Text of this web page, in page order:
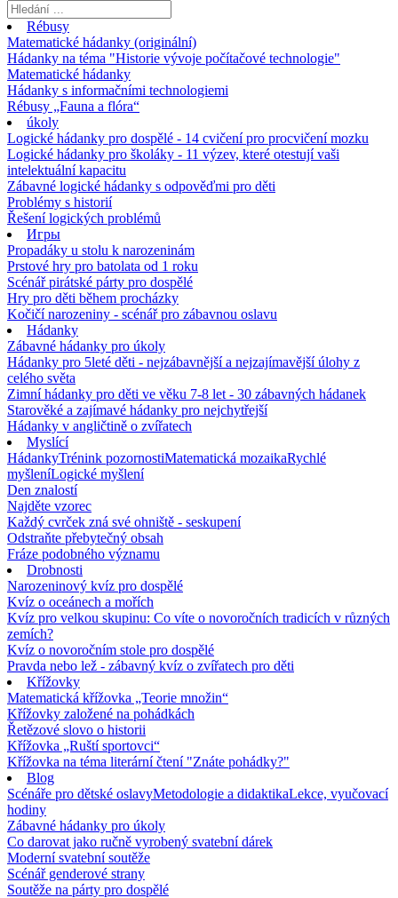
Rébusy
Matematické hádanky (originální)
Hádanky na téma "Historie vývoje počítačové technologie"
Matematické hádanky
Hádanky s informačními technologiemi
Rébusy „Fauna a flóra“
úkoly
Logické hádanky pro dospělé - 14 cvičení pro procvičení mozku
Logické hádanky pro školáky - 11 výzev, které otestují vaši
intelektuální kapacitu
Zábavné logické hádanky s odpověďmi pro děti
Problémy s historií
Řešení logických problémů
Игры
Propadáky u stolu k narozeninám
Prstové hry pro batolata od 1 roku
Scénář pirátské párty pro dospělé
Hry pro děti během procházky
Kočičí narozeniny - scénář pro zábavnou oslavu
Hádanky
Zábavné hádanky pro úkoly
Hádanky pro 5leté děti - nejzábavnější a nejzajímavější úlohy z
celého světa
Zimní hádanky pro děti ve věku 7-8 let - 30 zábavných hádanek
Starověké a zajímavé hádanky pro nejchytřejší
Hádanky v angličtině o zvířatech
Myslící
HádankyTrénink pozornostiMatematická mozaikaRychlé
myšleníLogické myšlení
Den znalostí
Najděte vzorec
Každý cvrček zná své ohniště - seskupení
Odstraňte přebytečný obsah
Fráze podobného významu
Drobnosti
Narozeninový kvíz pro dospělé
Kvíz o oceánech a mořích
Kvíz pro velkou skupinu: Co víte o novoročních tradicích v různých
zemích?
Kvíz o novoročním stole pro dospělé
Pravda nebo lež - zábavný kvíz o zvířatech pro děti
Křížovky
Matematická křížovka „Teorie množin“
Křížovky založené na pohádkách
Řetězové slovo o historii
Křížovka „Ruští sportovci“
Křížovka na téma literární čtení "Znáte pohádky?"
Blog
Scénáře pro dětské oslavyMetodologie a didaktikaLekce, vyučovací
hodiny
Zábavné hádanky pro úkoly
Co darovat jako ručně vyrobený svatební dárek
Moderní svatební soutěže
Scénář genderové strany
Soutěže na párty pro dospělé